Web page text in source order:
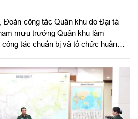
Đoàn công tác Quân khu do Đại tá
mưu trưởng Quân khu làm
tác chuẩn bị và tổ chức huấn